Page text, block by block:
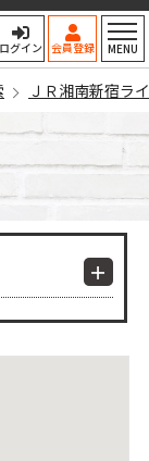
木不動産情報ナビ
ログイン 会員登録 MENU
ＪＲ湘南新宿ラ